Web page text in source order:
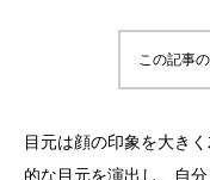
この記事
目元は顔の印象を大き
的な目元を演出し、自